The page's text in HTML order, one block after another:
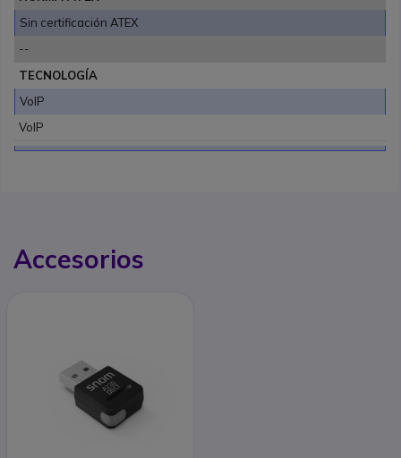
Sin certificación ATEX
--
TECNOLOGÍA
VoIP
VoIP
Accesorios